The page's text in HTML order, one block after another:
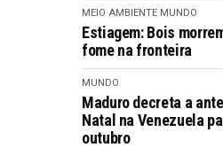
MEIO AMBIENTE MUNDO
Estiagem: Bois
fome na fronteira
MUNDO
Maduro decreta a
Natal na Venezuela
outubro